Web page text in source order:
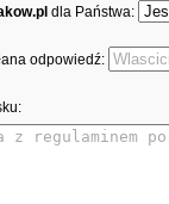
dla Państwa:
odpowiedź: